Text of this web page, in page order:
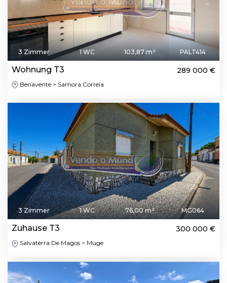
3 Zimmer 1 WC 103,87 m² PALT414
Wohnung T3 289 000 €
Benavente > Samora Correia
3 Zimmer 1 WC 76,00 m² MG064
Zuhause T3 300 000 €
Salvaterra De Magos > Muge